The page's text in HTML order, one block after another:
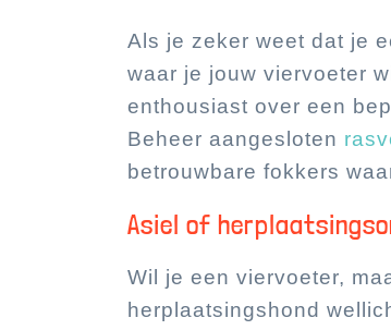
Als je zeker weet dat je
waar je jouw viervoeter
enthousiast over een
Beheer aangesloten
betrouwbare fokkers
Asiel of
Wil je een viervoeter,
herplaatsingshond